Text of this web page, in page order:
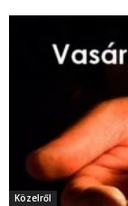
Közelről